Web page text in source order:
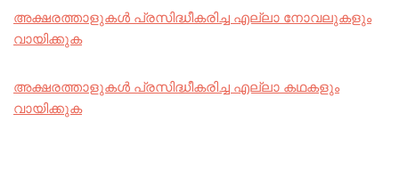
അക്ഷരത്താളുകൾ പ്രസിദ്ധീകരിച്ച എല്ലാ നോവലുകളും
വായിക്കുക
അക്ഷരത്താളുകൾ പ്രസിദ്ധീകരിച്ച എല്ലാ കഥകളും
വായിക്കുക